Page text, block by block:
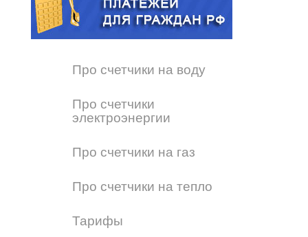
Про счетчики на воду
Про счетчики
электроэнергии
Про счетчики на газ
Про счетчики на тепло
Тарифы